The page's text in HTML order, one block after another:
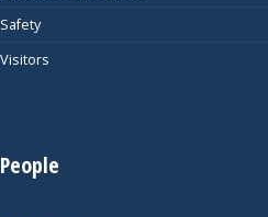
Safety
Visitors
People